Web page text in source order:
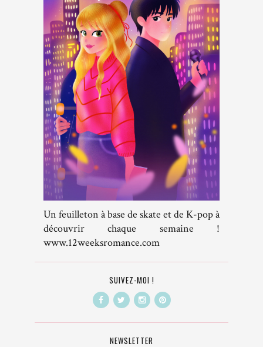
Un feuilleton à base de skate et de K-pop à
découvrir chaque semaine !
www.12weeksromance.com
SUIVEZ-MOI !
NEWSLETTER